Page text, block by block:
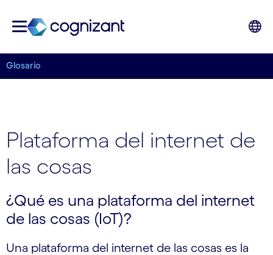
Glosario
Plataforma del internet de
las cosas
¿Qué es una plataforma del internet
de las cosas (IoT)?
Una plataforma del internet de las cosas es la